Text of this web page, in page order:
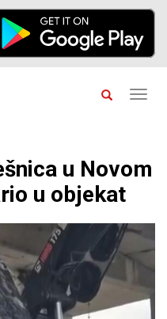
u Novom
u objekat